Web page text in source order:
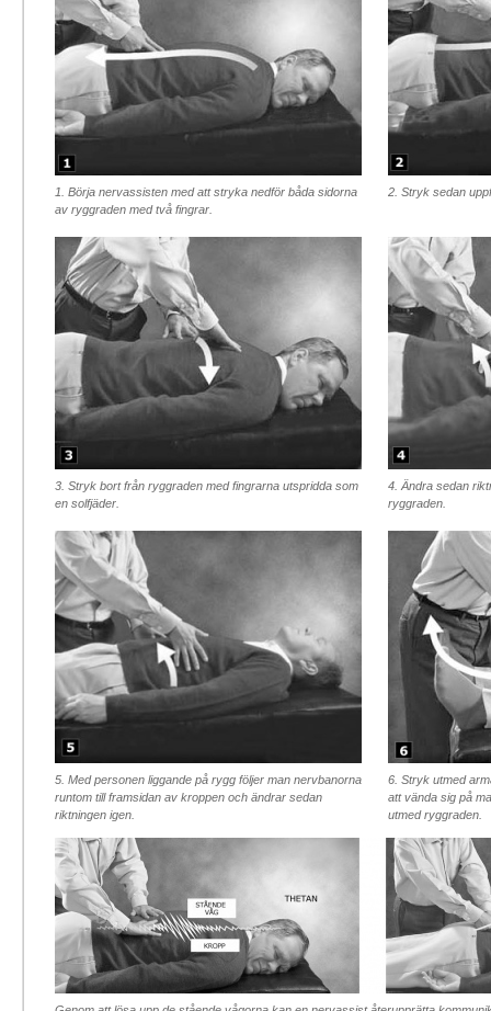
1. Börja nervassisten med att stryka nedför båda sidorna
av ryggraden med två fingrar.
2. Stryk sedan
3. Stryk bort från ryggraden med fingrarna utspridda som
en solfjäder.
4. Ändra sedan
ryggraden.
5. Med personen liggande på rygg följer man nervbanorna
runtom till framsidan av kroppen och ändrar sedan
riktningen igen.
6. Stryk utmed
att vända sig på
utmed ryggraden.